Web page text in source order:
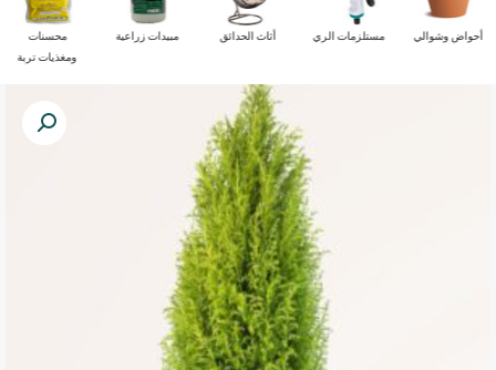
محسنات
ومغذيات تربة
مبيدات زراعية أثاث الحدائق مستلزمات الري أحواض وشوالي